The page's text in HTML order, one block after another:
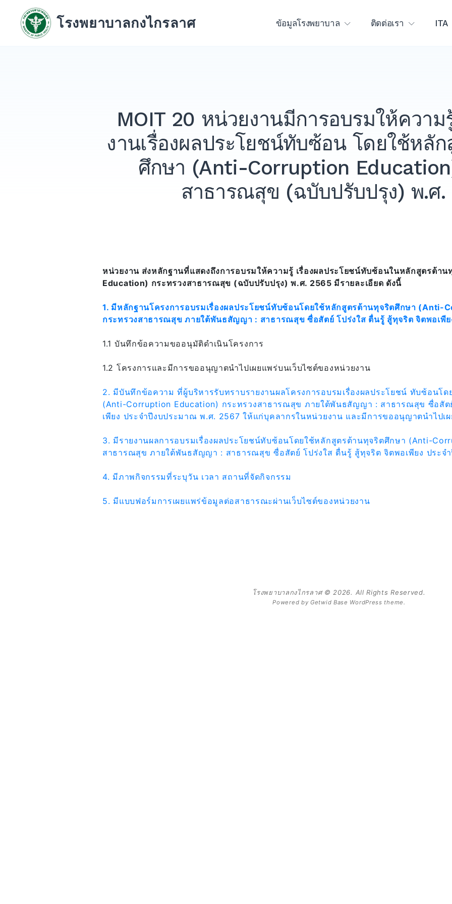
content
โรงพยาบาลกงไกรลาศ ข้อมูลโรงพยาบาล ติดต่อเรา ITA
MOIT 20 หน่วยงานมีการอบรมให้ควา
งานเรื่องผลประโยชน์ทับซ้อน โดยใช้หลั
ศึกษา (Anti-Corruption
สาธารณสุข (ฉบับปรับปรุง) พ.ศ.
หน่วยงาน ส่งหลักฐานที่แสดงถึงการอบรมให้ความรู้ เรื่องผลประโยชน์ทับซ้อนในหลักสูตรต้า
Education) กระทรวงสาธารณสุข (ฉบับปรับปรุง) พ.ศ. 2565 มีรายละเอียด ดังนี้
1. มีหลักฐานโครงการอบรมเรื่องผลประโยชน์ทับซ้อนโดยใช้หลักสูตรต้านทุจริตศึกษา (Anti-
กระทรวงสาธารณสุข ภายใต้พันธสัญญา : สาธารณสุข ซื่อสัตย์ โปร่งใส ตื่นรู้ สู้ทุจริต จิตพอเพี
1.1 บันทึกข้อความขออนุมัติดำเนินโครงการ
1.2 โครงการและมีการขออนุญาตนำไปเผยแพร่บนเว็บไซต์ของหน่วยงาน
2. มีบันทึกข้อความ ที่ผู้บริหารรับทราบรายงานผลโครงการอบรมเรื่องผลประโยชน์ ทับซ้อนโ
(Anti-Corruption Education) กระทรวงสาธารณสุข ภายใต้พันธสัญญา : สาธารณสุข ซื่อสัต
เพียง ประจำปีงบประมาณ พ.ศ. 2567 ให้แก่บุคลากรในหน่วยงาน และมีการขออนุญาตนำไปเ
3. มีรายงานผลการอบรมเรื่องผลประโยชน์ทับซ้อนโดยใช้หลักสูตรต้านทุจริตศึกษา (Anti-
สาธารณสุข ภายใต้พันธสัญญา : สาธารณสุข ซื่อสัตย์ โปร่งใส ตื่นรู้ สู้ทุจริต จิตพอเพียง ประจ
4. มีภาพกิจกรรมที่ระบุวัน เวลา สถานที่จัดกิจกรรม
5. มีแบบฟอร์มการเผยแพร่ข้อมูลต่อสาธารณะผ่านเว็บไซต์ของหน่วยงาน
โรงพยาบาลกงไกรลาศ © 2026. All Rights Reserved.
Powered byGetwid Base WordPress theme.